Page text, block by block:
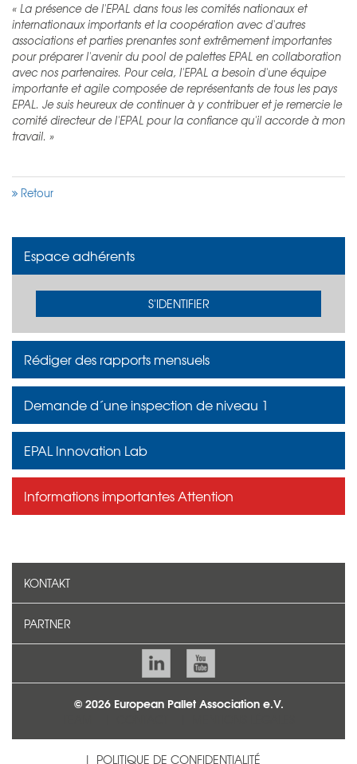
« La présence de l'EPAL dans tous les comités nationaux et
internationaux importants et la coopération avec d'autres
associations et parties prenantes sont extrêmement importantes
pour préparer l'avenir du pool de palettes EPAL en collaboration
avec nos partenaires. Pour cela, l'EPAL a besoin d'une équipe
importante et agile composée de représentants de tous les pays
EPAL. Je suis heureux de continuer à y contribuer et je remercie le
comité directeur de l'EPAL pour la confiance qu'il accorde à mon
travail. »
Retour
Espace adhérents
S'IDENTIFIER
Rédiger des rapports mensuels
Demande d´une inspection de niveau 1
EPAL Innovation Lab
Informations importantes Attention
KONTAKT
PARTNER
© 2026 European Pallet Association e.V.
POLITIQUE DE CONFIDENTIALITÉ